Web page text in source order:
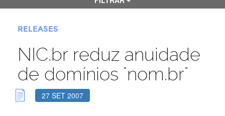
RELEASES
NIC.br reduz anuidade
de domínios "nom.br"
27 SET 2007